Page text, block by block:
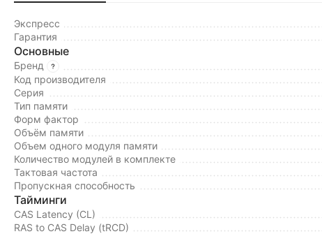
Экспресс
Гарантия
Основные
Бренд
Код производителя
Серия
Тип памяти
Форм фактор
Объём памяти
Объем одного модуля памяти
Количество модулей в комплекте
Тактовая частота
Пропускная способность
Тайминги
CAS Latency (CL)
RAS to CAS Delay (tRCD)